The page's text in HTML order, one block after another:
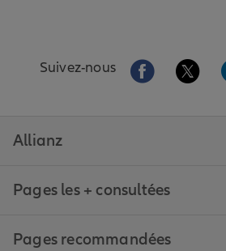
Suivez-nous Aller sur laAller
Allianz
Pages les + consultées
Pages recommandées